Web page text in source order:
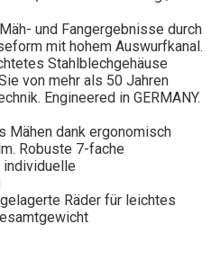
und Fangergebnisse durch
mit hohem Auswurfkanal.
Stahlblechgehäuse
von mehr als 50 Jahren
Engineered in GERMANY.
Mähen dank ergonomisch
Robuste 7-fache
individuelle
Räder für leichtes